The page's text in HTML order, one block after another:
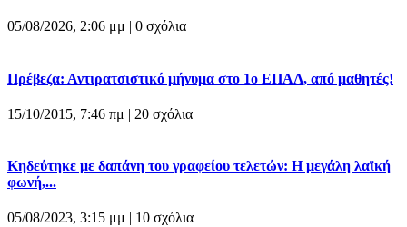
05/08/2026, 2:06 μμ | 0 σχόλια
Πρέβεζα: Αντιρατσιστικό μήνυμα στο 1ο ΕΠΑΛ, από μαθητές!
15/10/2015, 7:46 πμ | 20 σχόλια
Κηδεύτηκε με δαπάνη του γραφείου τελετών: Η μεγάλη λαϊκή
φωνή,...
05/08/2023, 3:15 μμ | 10 σχόλια